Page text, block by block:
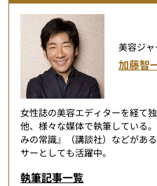
美容ジ
加藤智
女性誌の美容エディターを経て
他、様々な媒体で執筆している
みの常識』（講談社）などがあ
サーとしても活躍中。
執筆記事一覧